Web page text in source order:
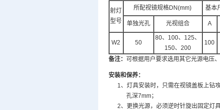
射灯
型号
所配视镜规格DN(mm) 基本
单独光孔 光视组合 A
W2 50
80、100、125、
150、200
100
备注： 可根据用户要求选用其它光源电压
安装和保养：
1、灯具安装时，只需在视镜盖板上钻
孔深7mm；
2、更换光源，必须逆时针旋出固定灯